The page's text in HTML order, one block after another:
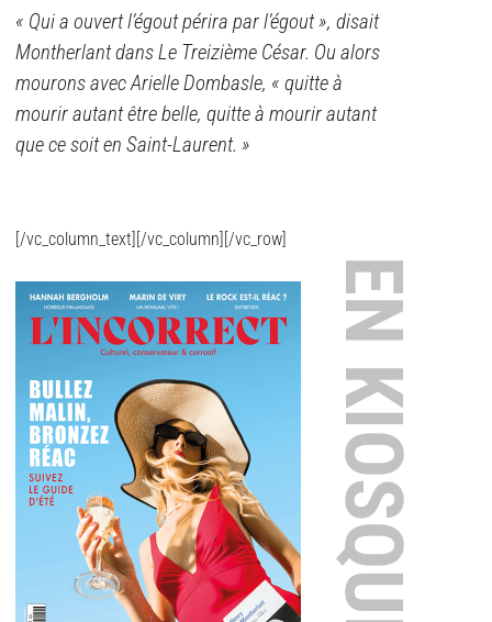
« Qui a ouvert l’égout périra par l’égout », disait
Montherlant dans Le Treizième César. Ou alors
mourons avec Arielle Dombasle, « quitte à
mourir autant être belle, quitte à mourir autant
que ce soit en Saint-Laurent. »
[/vc_column_text][/vc_column][/vc_row]
EN KIOSQUE